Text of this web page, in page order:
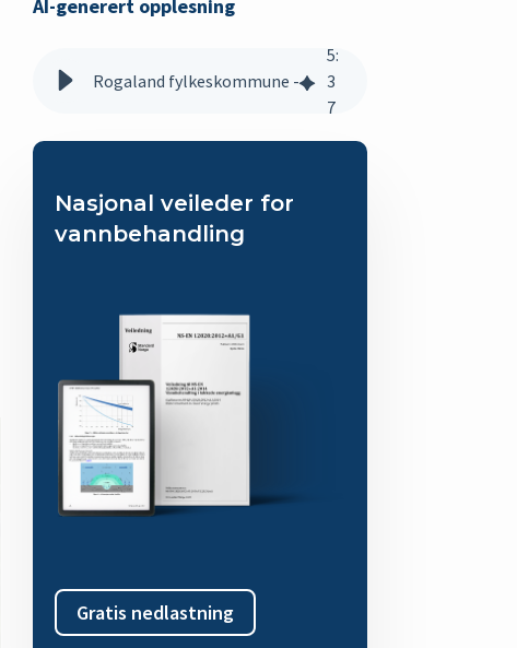
AI-generert opplesning
Rogaland fylkeskommune - best i klassen på
5:
3
7
Nasjonal veileder for
vannbehandling
Gratis nedlastning